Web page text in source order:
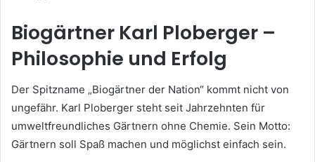
Biogärtner Karl Ploberger –
Philosophie und Erfolg
Der Spitzname „Biogärtner der Nation“ kommt nicht von
ungefähr. Karl Ploberger steht seit Jahrzehnten für
umweltfreundliches Gärtnern ohne Chemie. Sein Motto:
Gärtnern soll Spaß machen und möglichst einfach sein.